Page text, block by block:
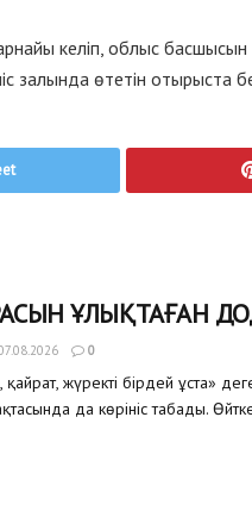
келіп, облыс басшысын
залында өтетін отырыста
ҰЛЫҚТАҒАН
0
жүректі бірдей ұста»
да көрініс табады.